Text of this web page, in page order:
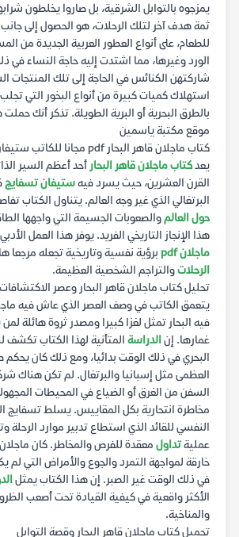
يمزجوه بالتوابل الشرقية، بل صاروا يخلطون
ثمة هدف آخر لتلك الرحلات، هو الحصول إلى جانب
للطعام، على أنواع العطور العربية الجديدة من
الورد وغيرها، مما اشتدت إليه حاجة النساء في
شاركتهن الكنائس في الحاجة إلى تلك المنتجات
استهلاك كميات كبيرة من أنواع البخور التي
بالطرق البحرية أو البرية الطويلة. تذكر أنك
موقع مكتبة ياسمين
كتاب ماجلان قاهر البحار pdf مجانا للكاتب ستيفان تسفايج
يعدكتاب ماجلان قاهر البحار أحد أعظم السير
القرن العشرين، حيث يسرد فيهستيفان تسفايج
البرتغالي الذي غير وجه العالم. يتناول الكتاب
حول العالموالصعوبات الجسيمة التي واجهها
هذا الإنجاز التاريخي الفريد. يوفر هذا العمل
ماجلان pdf
برؤية نفسية وتاريخية تجعله مرجعا
الرحلاتوالتراجم الشخصية العظيمة.
تحليل كتاب ماجلان قاهر البحار وعصر الاكتشافات
يتعمق الكاتب في وصف العصر الذي عاش فيه
فيه البحار تمثل لغزا كبيرا ومصدر ثروة هائلة
غمارها. إنالدراسة المتأنية لهذا الكتاب تكشف
البحري في ذلك الوقت بدائيا، ومع ذلك كان يحكم
العظمى مثل إسبانيا والبرتغال. لم تكن هناك
السفن من الغرق أو الضياع في المحيطات
مخاطرة انتحارية بكل المقاييس. يسلط تسفايج
النفسي للقائد الذي استطاع تدبير موارد الرحلة
عمليةتداول معقدة للفرص والمخاطر. كان ماجلان
خارقة لمواجهة التمرد والجوع والأمراض التي لم
في ذلك الوقت غير الصبر. إن هذا الكتاب يمثل
الأكثر واقعية في كيفية القيادة تحت أصعب
والمناخية.
تحميل كتاب ماجلان قاهر البحار وقصة التوابل